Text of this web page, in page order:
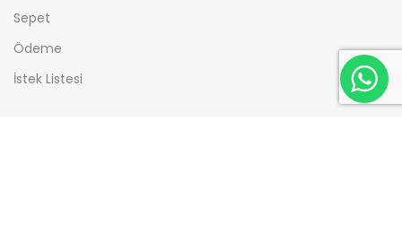
Sepet
Ödeme
İstek Listesi